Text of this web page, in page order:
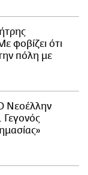
φοβίζει ότι
πόλη με
Νεοέλλην
Γεγονός